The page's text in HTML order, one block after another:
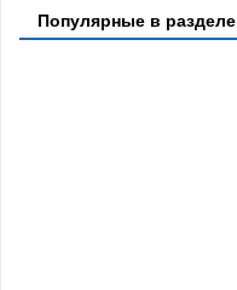
Популярные в разделе